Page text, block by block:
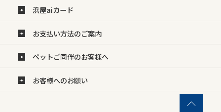
浜屋aiカード
お支払い方法のご案内
ペットご同伴のお客様へ
お客様へのお願い